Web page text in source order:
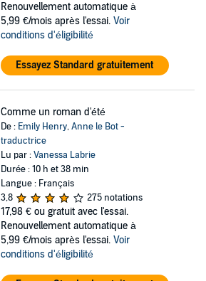
Renouvellement automatique à
5,99 €/mois après l'essai. Voir
conditions d'éligibilité
Essayez Standard gratuitement
Comme un roman d'été
De : Emily Henry,Anne le Bot -
traductrice
Lu par :Vanessa Labrie
Durée : 10 h et 38 min
Langue : Français
3,8
275 notations
17,98 € ou gratuit avec l'essai.
Renouvellement automatique à
5,99 €/mois après l'essai. Voir
conditions d'éligibilité